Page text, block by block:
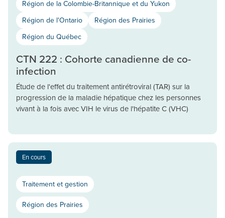
Région de la Colombie-Britannique et du Yukon
Région de l'Ontario
Région des Prairies
Région du Québec
CTN 222 : Cohorte canadienne de co-
infection
Étude de l'effet du traitement antirétroviral (TAR) sur la
progression de la maladie hépatique chez les personnes
vivant à la fois avec VIH le virus de l'hépatite C (VHC)
En cours
Traitement et gestion
Région des Prairies